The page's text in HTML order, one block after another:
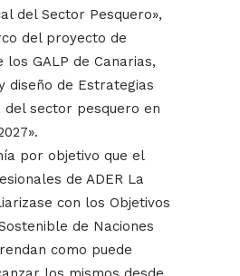
del Sector Pesquero»,
del proyecto de
los GALP de Canarias,
diseño de Estrategias
sector pesquero en
por objetivo que el
de ADER La
con los Objetivos
de Naciones
como puede